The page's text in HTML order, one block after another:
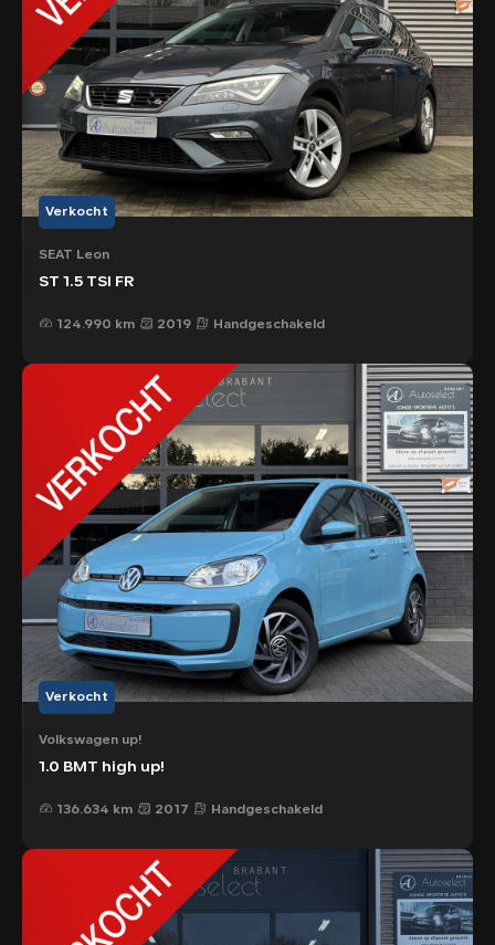
Verkocht
SEAT Leon
ST 1.5 TSI FR
124.990 km 2019 Handgeschakeld
Verkocht
Volkswagen up!
1.0 BMT high up!
136.634 km 2017 Handgeschakeld